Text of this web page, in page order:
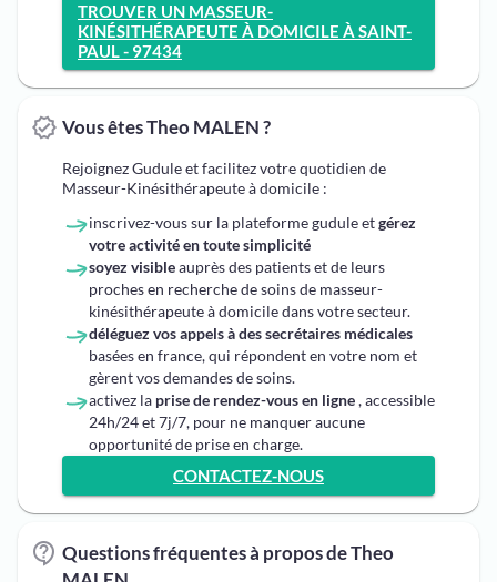
TROUVER UN MASSEUR-
KINÉSITHÉRAPEUTE À DOMICILE À SAINT-
PAUL - 97434
Vous êtes Theo MALEN ?
Rejoignez Gudule et facilitez votre quotidien de
Masseur-Kinésithérapeute à domicile :
inscrivez-vous sur la plateforme gudule etgérez
votre activité en toute simplicité
soyez visibleauprès des patients et de leurs
proches en recherche de soins de masseur-
kinésithérapeute à domicile dans votre secteur.
déléguez vos appels à des secrétaires médicales
basées en france, qui répondent en votre nom et
gèrent vos demandes de soins.
activez la prise de rendez-vous en ligne, accessible
24h/24 et 7j/7, pour ne manquer aucune
opportunité de prise en charge.
CONTACTEZ-NOUS
Questions fréquentes à propos de Theo